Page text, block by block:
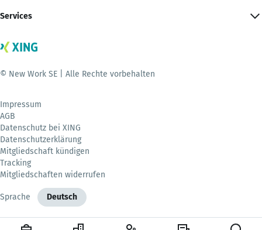
Services
© New Work SE | Alle Rechte vorbehalten
Impressum
AGB
Datenschutz bei XING
Datenschutzerklärung
Mitgliedschaft kündigen
Tracking
Mitgliedschaften widerrufen
Sprache Deutsch